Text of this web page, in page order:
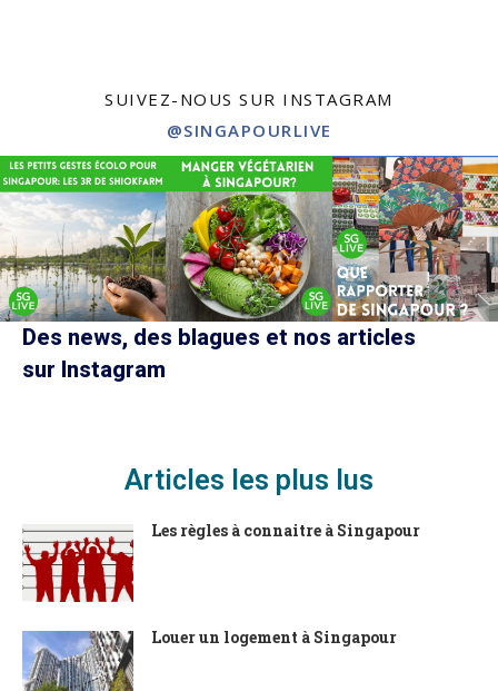
SUIVEZ-NOUS SUR INSTAGRAM
@SINGAPOURLIVE
Des news, des blagues et nos articles
sur Instagram
Articles les plus lus
Les règles à connaitre à Singapour
Louer un logement à Singapour